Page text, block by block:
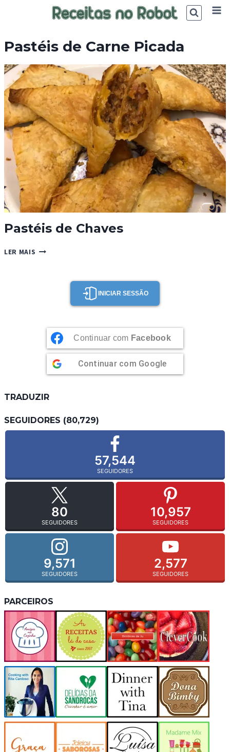
Pastéis de Carne Picada
Pastéis de Chaves
LER MAIS PASTÉIS
INICIAR SESSÃO
Continuar com Facebook
Continuar com Google
TRADUZIR
SEGUIDORES (80,729)
57,544
SEGUIDORES
80
SEGUIDORES
10,957
SEGUIDORES
9,571
SEGUIDORES
2,577
SEGUIDORES
PARCEIROS